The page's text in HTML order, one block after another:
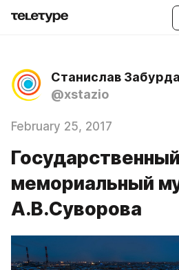
Станислав
@xstazio
February 25, 2017
Государственный
мемориальный
А.В.Суворова